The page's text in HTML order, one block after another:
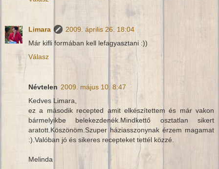
Limara
2009. április 26. 18:04
Már kifli formában kell lefagyasztani :))
Válasz
Névtelen 2009. május 10. 8:47
Kedves Limara,
ez a második recepted amit elkészítettem és már vakon
bármelyikbe belekezdenék.Mindkettő osztatlan sikert
aratott.Köszönöm.Szuper háziasszonynak érzem magamat
:).Valóban jó és sikeres recepteket tettél közzé.
Melinda